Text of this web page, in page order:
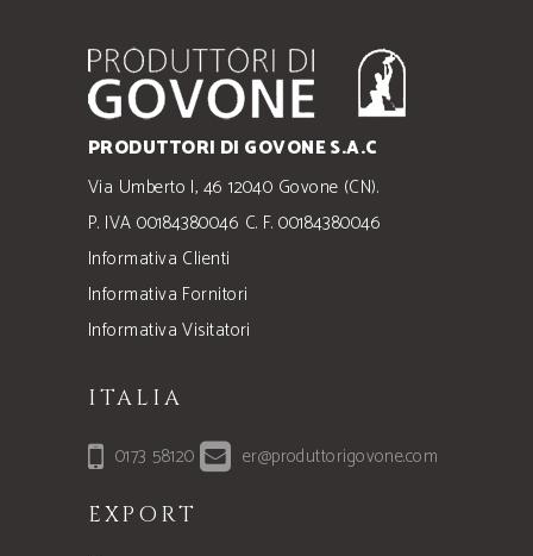
PRODUTTORI DI GOVONE S.A.C
Via Umberto I, 46 12040 Govone (CN).
P. IVA 00184380046 C. F. 00184380046
Informativa Clienti
Informativa Fornitori
Informativa Visitatori
ITALIA
0173 58120
er@produttorigovone.com
EXPORT